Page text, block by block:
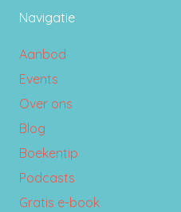
Navigatie
Aanbod
Events
Over ons
Blog
Boekentip
Podcasts
Gratis e-book